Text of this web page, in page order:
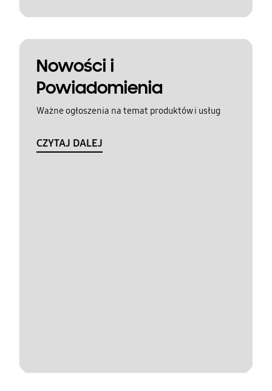
Nowości i
Powiadomienia
Ważne ogłoszenia na temat produktów i usług
CZYTAJ DALEJ